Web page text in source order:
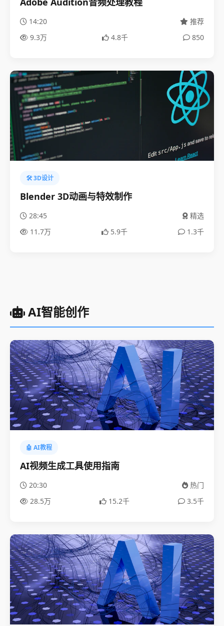
14:20
推荐
9.3万
4.8千 850
🛠️ 3D设计
Blender 3D动画与特效制作
28:45
精选
11.7万
5.9千 1.3千
AI智能创作
🤖 AI教程
AI视频生成工具使用指南
20:30
热门
28.5万
15.2千 3.5千